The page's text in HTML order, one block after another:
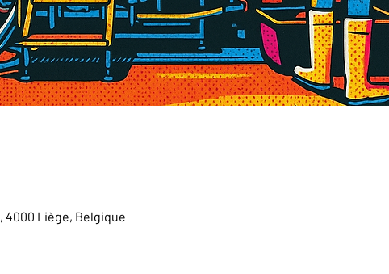
4000 Liège, Belgique